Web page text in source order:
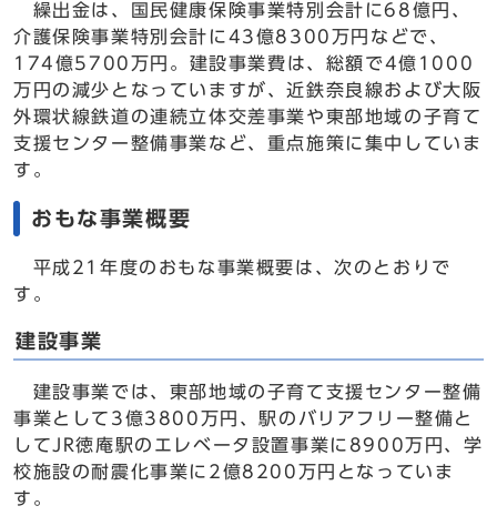
繰出金は、国民健康保険事業特別会計に68億円、
介護保険事業特別会計に43億8300万円などで、
174億5700万円。建設事業費は、総額で4億1000
万円の減少となっていますが、近鉄奈良線および大阪
外環状線鉄道の連続立体交差事業や東部地域の子育て
支援センター整備事業など、重点施策に集中していま
す。
おもな事業概要
平成21年度のおもな事業概要は、次のとおりで
す。
建設事業
建設事業では、東部地域の子育て支援センター整備
事業として3億3800万円、駅のバリアフリー整備と
してJR徳庵駅のエレベータ設置事業に8900万円、学
校施設の耐震化事業に2億8200万円となっていま
す。